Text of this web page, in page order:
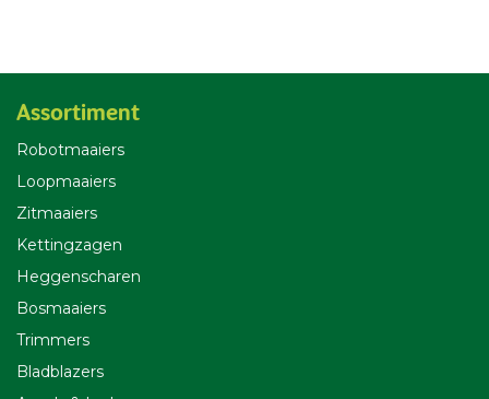
Assortiment
Robotmaaiers
Loopmaaiers
Zitmaaiers
Kettingzagen
Heggenscharen
Bosmaaiers
Trimmers
Bladblazers